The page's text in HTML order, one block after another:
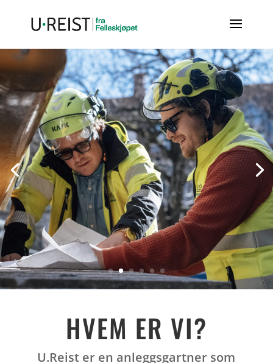
RÅDGIVNING
HVEM ER VI?
U.Reist er en anleggsgartner som